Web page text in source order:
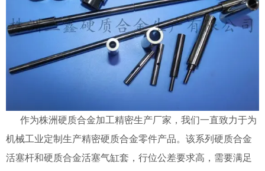
作为株洲硬质合金加工精密生产厂家，我们一直致力于为
机械工业定制生产精密硬质合金零件产品。该系列 硬质合金
活塞杆和硬质合金活塞气缸套，行位公差要求高，需要满足